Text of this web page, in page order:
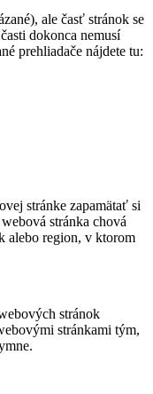
ale časť stránok se
dokonca nemusí
prehliadače nájdete tu:
stránke zapamätať si
stránka chová
alebo region, v ktorom
stránok
stránkami tým,